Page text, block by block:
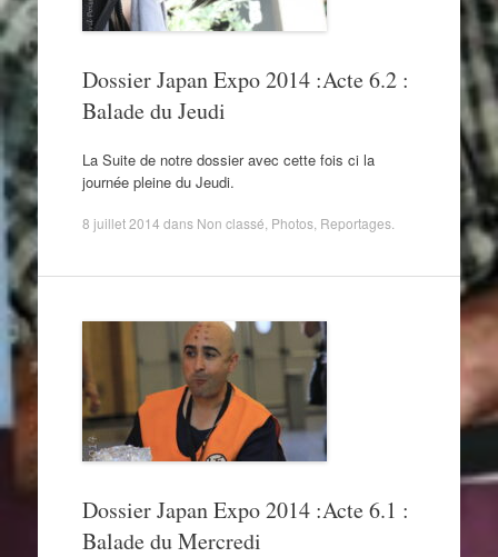
Dossier Japan Expo 2014 :Acte 6.2 :
Balade du Jeudi
La Suite de notre dossier avec cette fois ci la
journée pleine du Jeudi.
8 juillet 2014 dans Non classé Photos, Reportages.
Dossier Japan Expo 2014 :Acte 6.1 :
Balade du Mercredi